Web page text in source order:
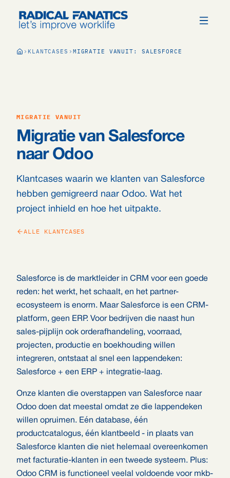
KLANTCASES MIGRATIE VANUIT: SALESFORCE
MIGRATIE VANUIT
Migratie van Salesforce
naar Odoo
Klantcases waarin we klanten van Salesforce
hebben gemigreerd naar Odoo. Wat het
project inhield en hoe het uitpakte.
ALLE KLANTCASES
Salesforce is de marktleider in CRM voor een goede
reden: het werkt, het schaalt, en het partner-
ecosysteem is enorm. Maar Salesforce is een CRM-
platform, geen ERP. Voor bedrijven die naast hun
sales-pijplijn ook orderafhandeling, voorraad,
projecten, productie en boekhouding willen
integreren, ontstaat al snel een lappendeken:
Salesforce + een ERP + integratie-laag.
Onze klanten die overstappen van Salesforce naar
Odoo doen dat meestal omdat ze die lappendeken
willen opruimen. Eén database, één
productcatalogus, één klantbeeld - in plaats van
Salesforce klanten die niet helemaal overeenkomen
met facturatie-klanten in een tweede systeem. Plus:
Odoo CRM is functioneel veelal voldoende voor mkb-